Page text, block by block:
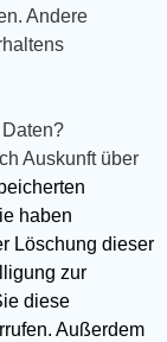
Andere
Auskunft über
haben
Löschung dieser
zur
diese
Außerdem